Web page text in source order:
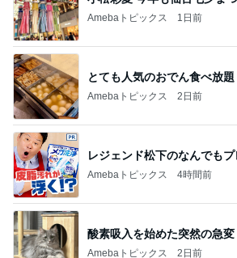
Amebaトピックス 1日前
とても人気のおでん食べ放題
Amebaトピックス 2日前
レジェンド松下のなんでもプ
Amebaトピックス 4時間前
酸素吸入を始めた突然の急変
Amebaトピックス 2日前